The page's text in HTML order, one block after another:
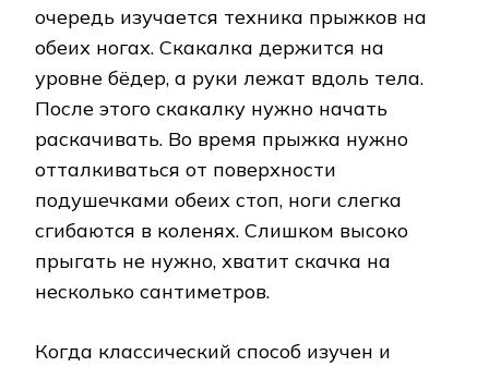
очередь изучается техника прыжков на
обеих ногах. Скакалка держится на
уровне бёдер, а руки лежат вдоль тела.
После этого скакалку нужно начать
раскачивать. Во время прыжка нужно
отталкиваться от поверхности
подушечками обеих стоп, ноги слегка
сгибаются в коленях. Слишком высоко
прыгать не нужно, хватит скачка на
несколько сантиметров.
Когда классический способ изучен и